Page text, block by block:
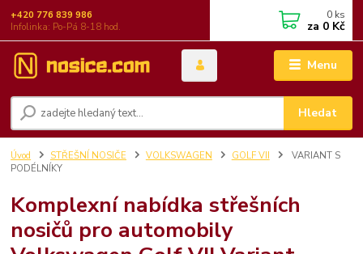
Menu
Hledat
+420 776 839 986
Infolinka: Po-Pá 8-18 hod.
0 ks
za 0 Kč
Úvod STŘEŠNÍ NOSIČE VOLKSWAGEN GOLF VII
VARIANT S
PODÉLNÍKY
Komplexní nabídka střešních
nosičů pro automobily